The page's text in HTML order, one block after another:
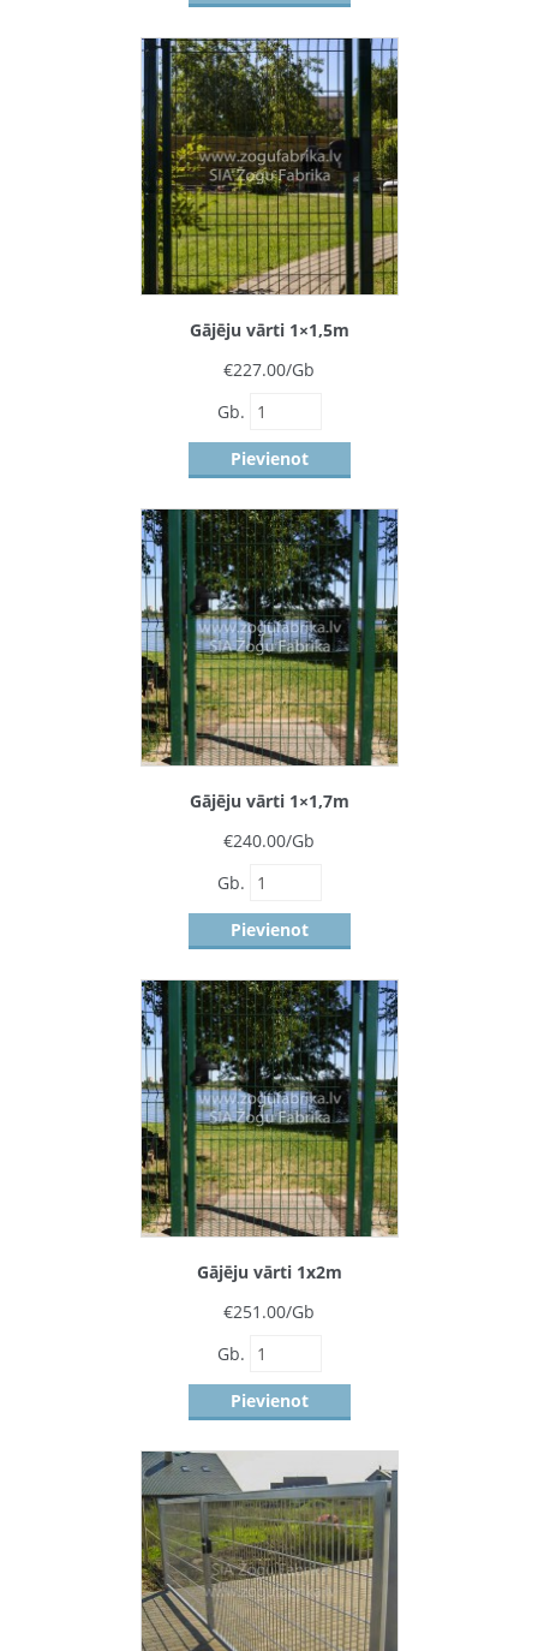
Gājēju vārti 1×1,5m
€227.00/Gb
Gb.
Pievienot
Gājēju vārti 1×1,7m
€240.00/Gb
Gb.
Pievienot
Gājēju vārti 1x2m
€251.00/Gb
Gb.
Pievienot